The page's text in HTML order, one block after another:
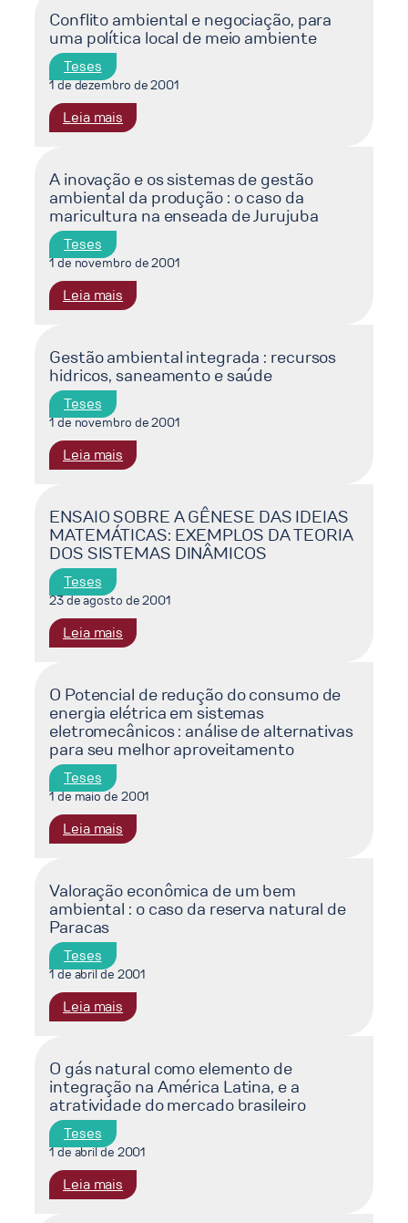
uma
estrutura
para
dos
custos
e
avaliação
de
influência
no
desempenho
empresas
Conflito ambiental e negociação, para
uma política local de meio ambiente
Teses
1 de dezembro de 2001
Leia mais
Conflito
e
negociação,
para
política
local
de
meio
A inovação e os sistemas de gestão
ambiental da produção : o caso da
maricultura na enseada de Jurujuba
Teses
1 de novembro de 2001
Leia mais
A
e
os
ambiental
da
:
o
caso
maricultura
na
enseada
Gestão ambiental integrada : recursos
hidricos, saneamento e saúde
Teses
1 de novembro de 2001
Leia mais
Gestão
integrada
:
recursos
saneamento
e
saúde
ENSAIO SOBRE A GÊNESE DAS IDEIAS
MATEMÁTICAS: EXEMPLOS DA TEORIA
DOS SISTEMAS DINÂMICOS
Teses
23 de agosto de 2001
Leia mais
ENSAIO
A
GÊNESE
DAS
IDEIAS
EXEMPLOS
DA
TEORIA
DINÂMICOS
O Potencial de redução do consumo de
energia elétrica em sistemas
eletromecânicos : análise de alternativas
para seu melhor aproveitamento
Teses
1 de maio de 2001
Leia mais
O
de
redução
de
energia
elétrica
em
eletromecânicos
:
análise
alternativas
para
seu
Valoração econômica de um bem
ambiental : o caso da reserva natural de
Paracas
Teses
1 de abril de 2001
Leia mais
Valoração
de
um
bem
:
o
caso
da
O gás natural como elemento de
integração na América Latina, e a
atratividade do mercado brasileiro
Teses
1 de abril de 2001
Leia mais
O